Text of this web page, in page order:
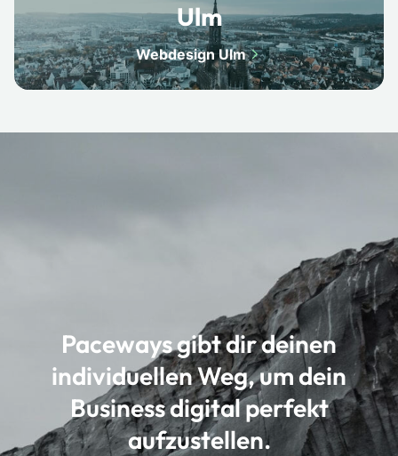
Ulm
Webdesign Ulm
Paceways gibt dir deinen
individuellen Weg, um dein
Business digital perfekt
aufzustellen.